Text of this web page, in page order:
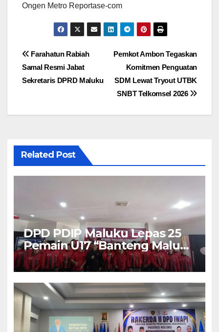
Ongen Metro Reportase-com
Navigasi
pos
Pemkot Ambon Tegaskan
Komitmen Penguatan
SDM Lewat Tryout UTBK
SNBT Telkomsel 2026
Farahatun Rabiah
Samal Resmi Jabat
Sekretaris DPRD Maluku
Related Post
DPD PDIP Maluku Lepas 25
Pemain U17 “Banteng Maluku
Raya” ke Sokerano Cup di
Jawa Timur